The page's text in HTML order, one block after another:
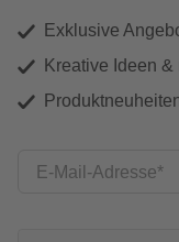
Exklusive
Kreative Ideen
E-Mail-Adresse